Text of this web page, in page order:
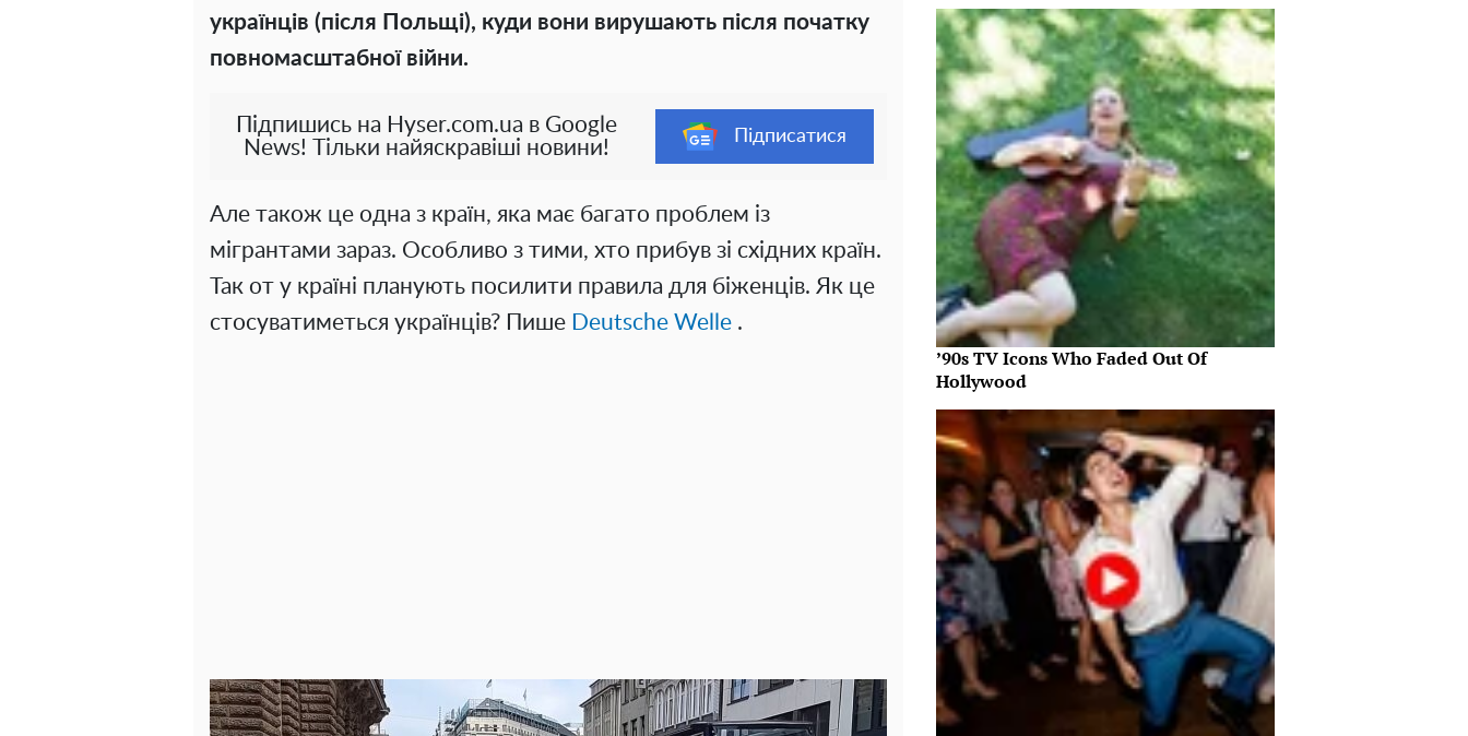
українців (після Польщі), куди вони вирушають після початку
повномасштабної війни.
Підпишись на Hyser.com.ua в Google
News! Тільки найяскравіші новини!
Підписатися
Але також це одна з країн, яка має багато проблем із
мігрантами зараз. Особливо з тими, хто прибув зі східних країн.
Так от у країні планують посилити правила для біженців. Як це
стосуватиметься українців? Пише
Deutsche Welle .
’90s TV Icons Who Faded Out Of
Hollywood